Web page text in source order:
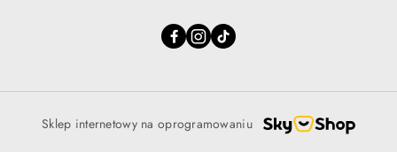
Sklep internetowy na oprogramowaniu